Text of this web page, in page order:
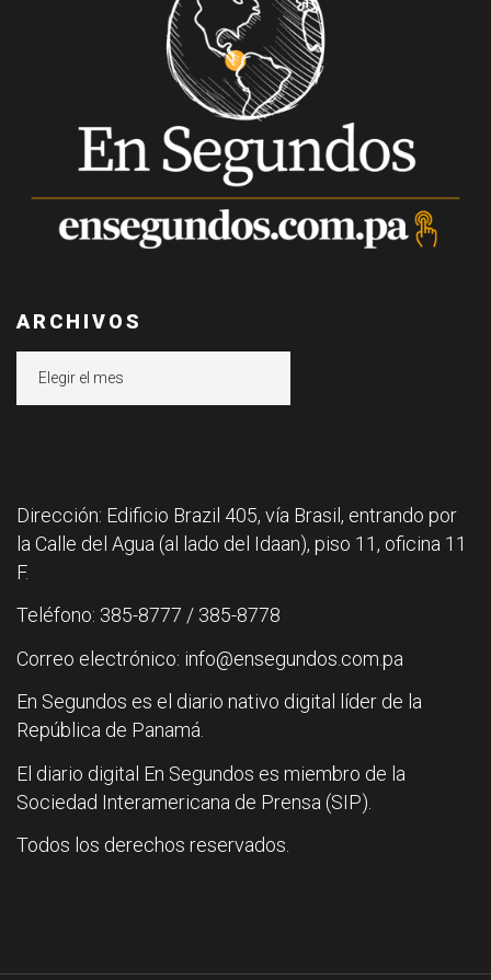
ARCHIVOS
Dirección: Edificio Brazil 405, vía Brasil, entrando por
la Calle del Agua (al lado del Idaan), piso 11, oficina 11
F.
Teléfono: 385-8777 / 385-8778
Correo electrónico: info@ensegundos.com.pa
En Segundos es el diario nativo digital líder de la
República de Panamá.
El diario digital En Segundos es miembro de la
Sociedad Interamericana de Prensa (SIP).
Todos los derechos reservados.